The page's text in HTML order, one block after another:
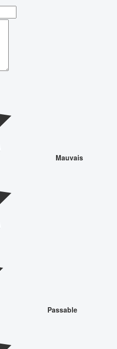
Mauvais
Passable